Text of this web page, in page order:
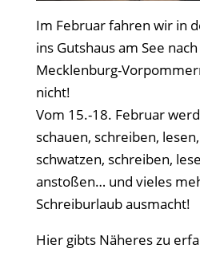
Im Februar fahren wir in
ins Gutshaus am See
Mecklenburg-
nicht!
Vom 15.-18. Februar
schauen, schreiben,
schwatzen, schreiben,
anstoßen… und vieles
Schreiburlaub ausmacht!
Hier gibts Näheres zu